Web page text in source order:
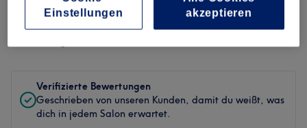
Behandlung Alle Bewertungen
Verifizierte Bewertungen
Geschrieben von unseren Kunden, damit du weißt, was
dich in jedem Salon erwartet.
Einstellungen
akzeptieren